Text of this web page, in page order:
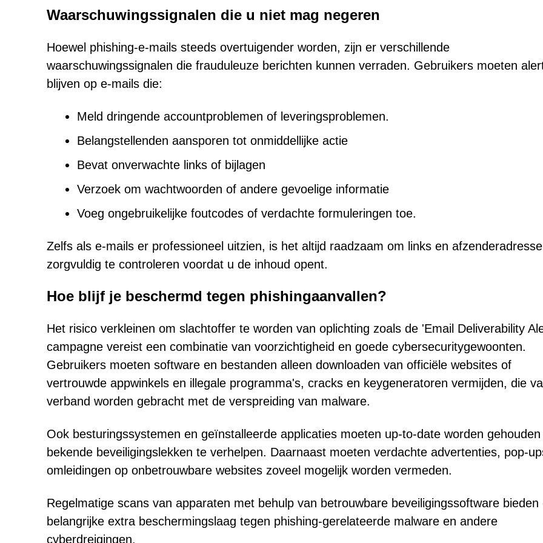
Waarschuwingssignalen die u niet mag negeren
Hoewel phishing-e-mails steeds overtuigender worden, zijn er verschillende
waarschuwingssignalen die frauduleuze berichten kunnen verraden. Gebruikers moeten
blijven op e-mails die:
Meld dringende accountproblemen of leveringsproblemen.
Belangstellenden aansporen tot onmiddellijke actie
Bevat onverwachte links of bijlagen
Verzoek om wachtwoorden of andere gevoelige informatie
Voeg ongebruikelijke foutcodes of verdachte formuleringen toe.
Zelfs als e-mails er professioneel uitzien, is het altijd raadzaam om links en
zorgvuldig te controleren voordat u de inhoud opent.
Hoe blijf je beschermd tegen phishingaanvallen?
Het risico verkleinen om slachtoffer te worden van oplichting zoals de 'Email Deliverability
campagne vereist een combinatie van voorzichtigheid en goede cybersecuritygewoonten.
Gebruikers moeten software en bestanden alleen downloaden van officiële websites of
vertrouwde appwinkels en illegale programma's, cracks en keygeneratoren vermijden, die
verband worden gebracht met de verspreiding van malware.
Ook besturingssystemen en geïnstalleerde applicaties moeten up-to-date worden
bekende beveiligingslekken te verhelpen. Daarnaast moeten verdachte advertenties, pop-
omleidingen op onbetrouwbare websites zoveel mogelijk worden vermeden.
Regelmatige scans van apparaten met behulp van betrouwbare beveiligingssoftware bieden
belangrijke extra beschermingslaag tegen phishing-gerelateerde malware en andere
cyberdreigingen.